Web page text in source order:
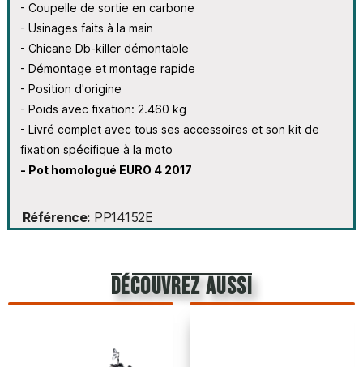
- Coupelle de sortie en carbone
- Usinages faits à la main
- Chicane Db-killer démontable
- Démontage et montage rapide
- Position d'origine
- Poids avec fixation: 2.460 kg
- Livré complet avec tous ses accessoires et son kit de
fixation spécifique à la moto
- Pot homologué EURO 4 2017
Référence PP14152E
découvrez aussi